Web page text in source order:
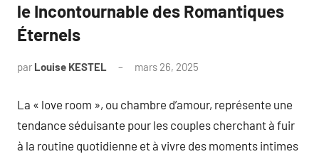
le Incontournable des Romantiques
Éternels
par Louise KESTEL mars 26, 2025
La « love room », ou chambre d’amour, représente une
tendance séduisante pour les couples cherchant à fuir
à la routine quotidienne et à vivre des moments intimes